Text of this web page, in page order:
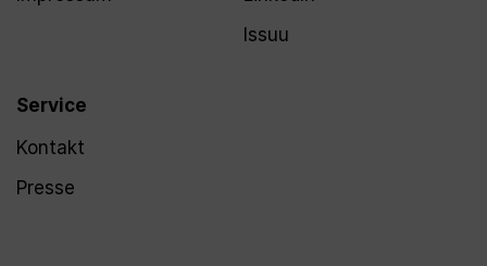
Service
Kontakt
Presse
Issuu